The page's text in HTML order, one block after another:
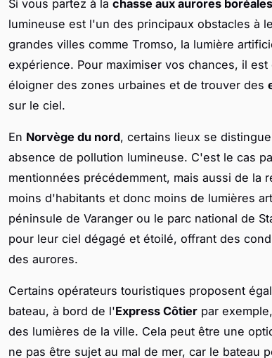
Si vous partez à la chasse aux aurores boréales
lumineuse est l'un des principaux obstacles à
grandes villes comme Tromso, la lumière
expérience. Pour maximiser vos chances, il
éloigner des zones urbaines et de trouver des
sur le ciel.
En Norvège du nord, certains lieux se
absence de pollution lumineuse. C'est le cas
mentionnées précédemment, mais aussi de la
moins d'habitants et donc moins de lumières
péninsule de Varanger ou le parc national de
pour leur ciel dégagé et étoilé, offrant des
des aurores.
Certains opérateurs touristiques proposent
bateau, à bord de l'Express Côtier par
des lumières de la ville. Cela peut être une
ne pas être sujet au mal de mer, car le bateau